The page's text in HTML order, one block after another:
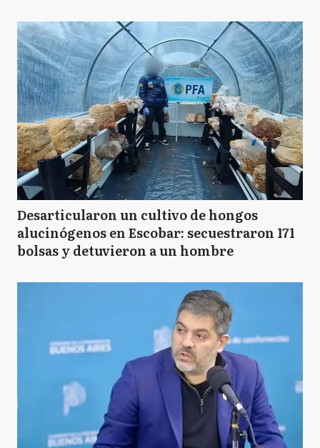
Desarticularon un cultivo de hongos
alucinógenos en Escobar: secuestraron 171
bolsas y detuvieron a un hombre